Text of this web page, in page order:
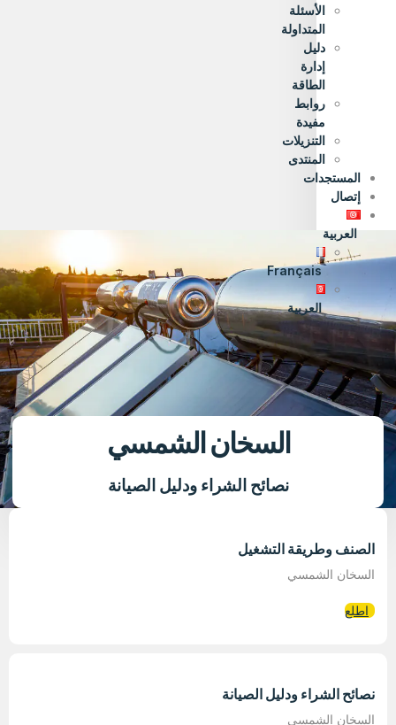
الأسئلة
المتداولة
دليل
إدارة
الطاقة
روابط
مفيدة
التنزيلات
المنتدى
المستجدات
إتصال
العربية
Français
العربية
السخان الشمسي
نصائح الشراء ودليل الصيانة
الصنف وطريقة التشغيل
السخان الشمسي
اطلع
نصائح الشراء ودليل الصيانة
السخان الشمسي